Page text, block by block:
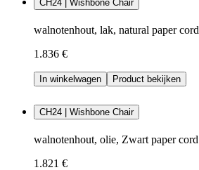
CH24 | Wishbone Chair
walnotenhout, lak, natural paper cord
1.836 €
In winkelwagen Product bekijken
CH24 | Wishbone Chair
walnotenhout, olie, Zwart paper cord
1.821 €